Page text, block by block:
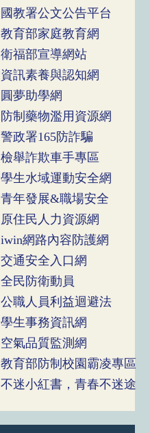
國教署公文公告平台
教育部家庭教育網
衛福部宣導網站
資訊素養與認知網
圓夢助學網
防制藥物濫用資源網
警政署165防詐騙
檢舉詐欺車手專區
學生水域運動安全網
青年發展&職場安全
原住民人力資源網
iwin網路內容防護網
交通安全入口網
全民防衛動員
公職人員利益迴避法
學生事務資訊網
空氣品質監測網
教育部防制校園霸凌專區
不迷小紅書，青春不迷途